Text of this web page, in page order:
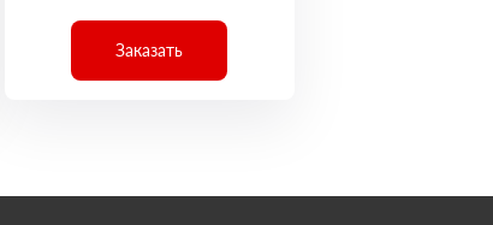
Заказать